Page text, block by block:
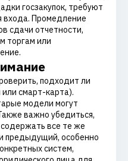
госзакупок, требуют
Промедление
сдачи отчетности,
торгам или
подходит ли
смарт-карта).
модели могут
важно убедиться,
все те же
предыдущий, особенно
систем,